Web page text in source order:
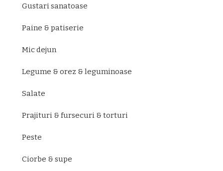
Gustari sanatoase
Paine & patiserie
Mic dejun
Legume & orez & leguminoase
Salate
Prajituri & fursecuri & torturi
Peste
Ciorbe & supe